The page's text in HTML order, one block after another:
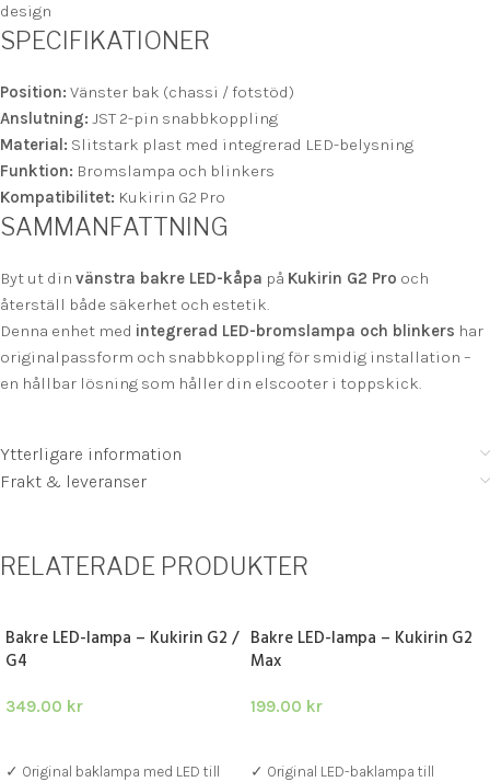
design
SPECIFIKATIONER
Position: Vänster bak (chassi / fotstöd)
Anslutning: JST 2-pin snabbkoppling
Material: Slitstark plast med integrerad LED-belysning
Funktion: Bromslampa och blinkers
Kompatibilitet: Kukirin G2 Pro
SAMMANFATTNING
Byt ut din vänstra bakre LED-kåpa på Kukirin G2 Pro och
återställ både säkerhet och estetik.
Denna enhet med integrerad LED-bromslampa och blinkers har
originalpassform och snabbkoppling för smidig installation –
en hållbar lösning som håller din elscooter i toppskick.
Ytterligare information
Frakt & leveranser
RELATERADE PRODUKTER
Bakre LED-lampa – Kukirin G2 /
G4
349.00 kr
✓ Original baklampa med LED till
Bakre LED-lampa – Kukirin G2
Max
199.00 kr
✓ Original LED-baklampa till